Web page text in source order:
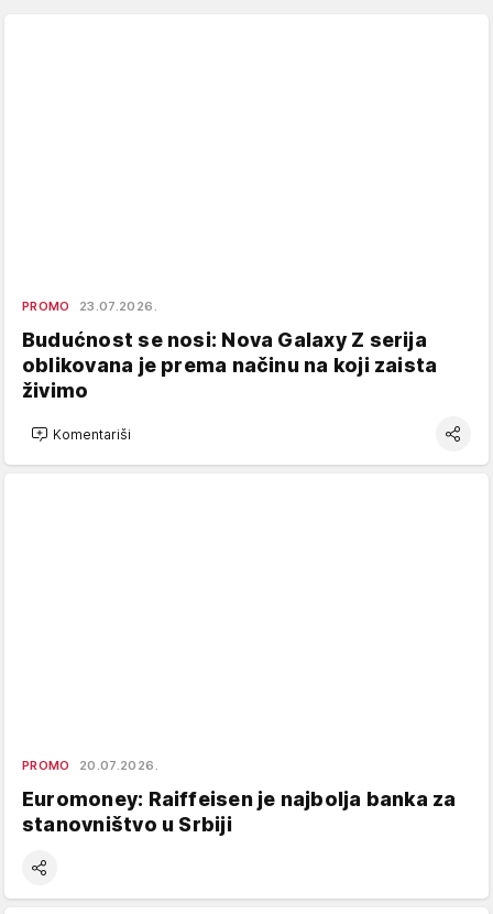
PROMO 23.07.2026.
Budućnost se nosi: Nova Galaxy Z serija
oblikovana je prema načinu na koji zaista
živimo
Komentariši
PROMO 20.07.2026.
Euromoney: Raiffeisen je najbolja banka za
stanovništvo u Srbiji